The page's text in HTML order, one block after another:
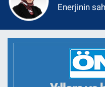
Enerjinin